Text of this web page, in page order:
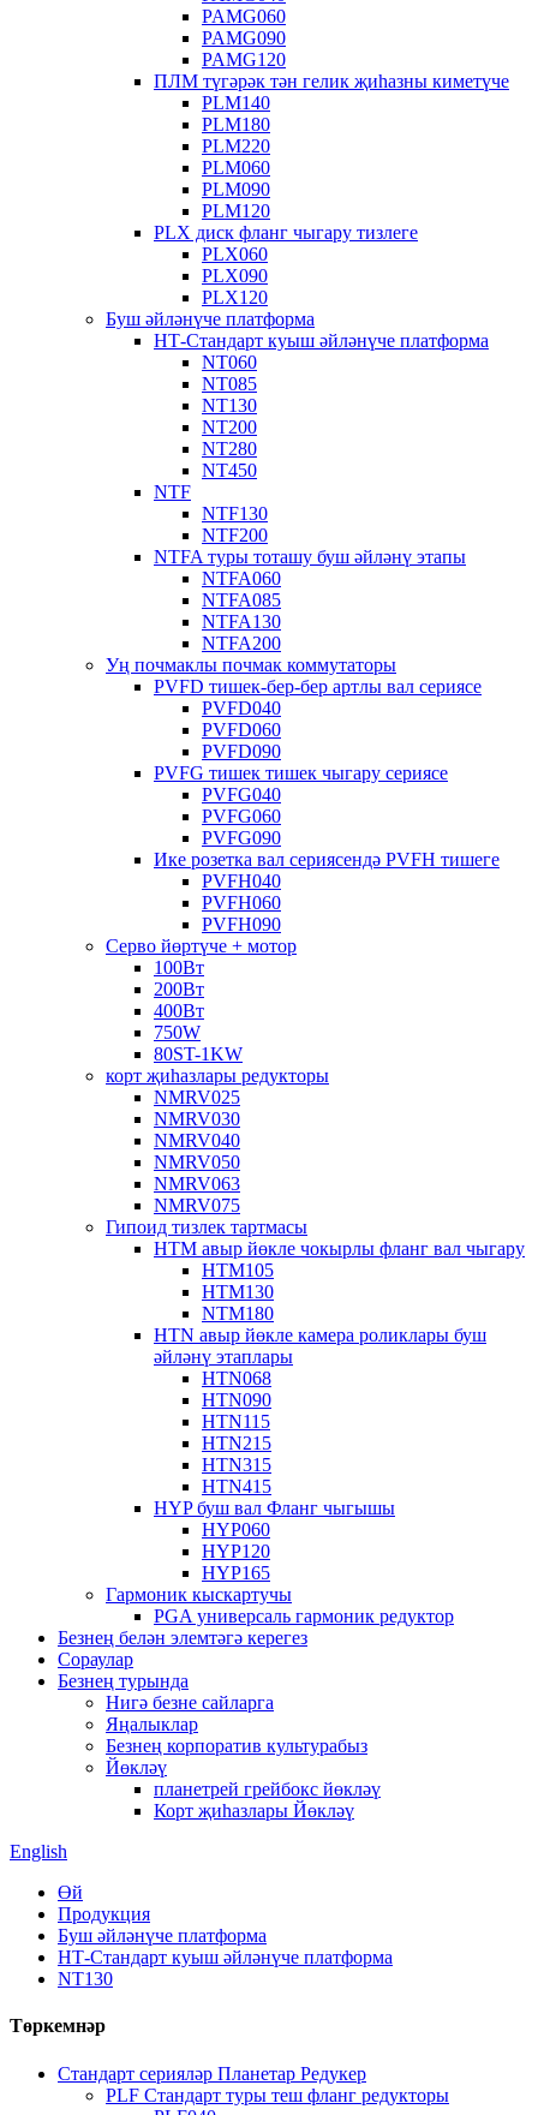
PAMG060
PAMG090
PAMG120
ПЛМ түгәрәк тән гелик җиһазны киметүче
PLM140
PLM180
PLM220
PLM060
PLM090
PLM120
PLX диск фланг чыгару тизлеге
PLX060
PLX090
PLX120
Буш әйләнүче платформа
НТ-Стандарт куыш әйләнүче платформа
NT060
NT085
NT130
NT200
NT280
NT450
NTF
NTF130
NTF200
NTFA туры тоташу буш әйләнү этапы
NTFA060
NTFA085
NTFA130
NTFA200
Уң почмаклы почмак коммутаторы
PVFD тишек-бер-бер артлы вал сериясе
PVFD040
PVFD060
PVFD090
PVFG тишек тишек чыгару сериясе
PVFG040
PVFG060
PVFG090
Ике розетка вал сериясендә PVFH тишеге
PVFH040
PVFH060
PVFH090
Серво йөртүче + мотор
100Вт
200Вт
400Вт
750W
80ST-1KW
корт җиһазлары редукторы
NMRV025
NMRV030
NMRV040
NMRV050
NMRV063
NMRV075
Гипоид тизлек тартмасы
HTM авыр йөкле чокырлы фланг вал чыгару
HTM105
HTM130
NTM180
HTN авыр йөкле камера роликлары буш
әйләнү этаплары
HTN068
HTN090
HTN115
HTN215
HTN315
HTN415
HYP буш вал Фланг чыгышы
HYP060
HYP120
HYP165
Гармоник кыскартучы
PGA универсаль гармоник редуктор
Безнең белән элемтәгә керегез
Сораулар
Безнең турында
Нигә безне сайларга
Яңалыклар
Безнең корпоратив культурабыз
Йөкләү
планетрей грейбокс йөкләү
Корт җиһазлары Йөкләү
English
Өй
Продукция
Буш әйләнүче платформа
НТ-Стандарт куыш әйләнүче платформа
NT130
Төркемнәр
Стандарт серияләр Планетар Редукер
PLF Стандарт туры теш фланг редукторы